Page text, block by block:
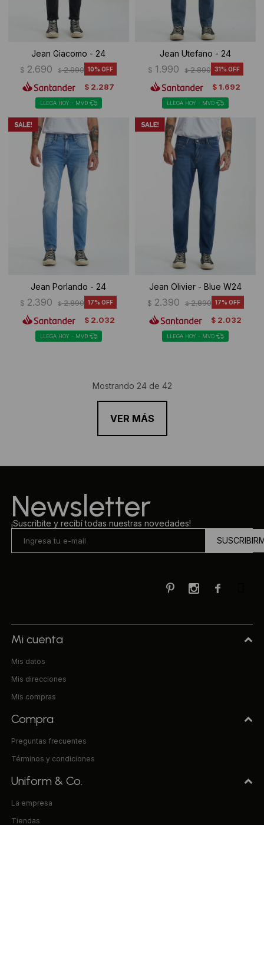
Jean Giacomo - 24
$ 2.690 $ 2.990 10
$ 2.287
LLEGA HOY - MVD
Jean Utefano - 24
$ 1.990 $ 2.890 31
$ 1.692
LLEGA HOY - MVD
Jean Porlando - 24
$ 2.390 $ 2.890 17
$ 2.032
LLEGA HOY - MVD
Jean Olivier - Blue W24
$ 2.390 $ 2.890 17
$ 2.032
LLEGA HOY - MVD
Mostrando 24de 42
VER MÁS
Newsletter
¡Suscribite y recibí todas nuestras novedades!

 
Mi cuenta
Mis datos
Mis direcciones
Mis compras
Compra
Preguntas frecuentes
Términos y condiciones
Uniform & Co.
La empresa
Tiendas